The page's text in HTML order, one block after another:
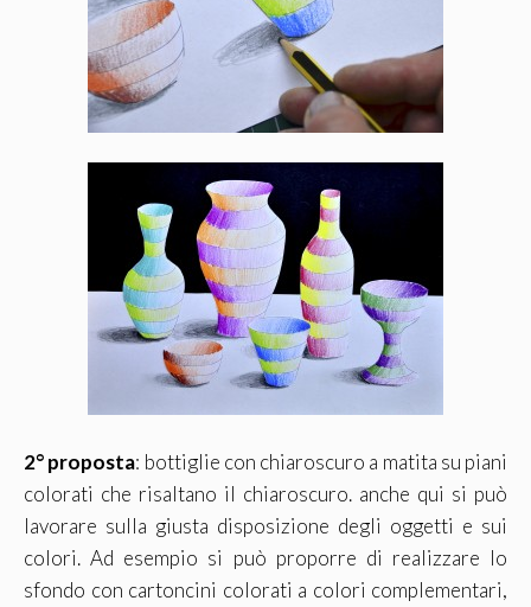
2° proposta: bottiglie con chiaroscuro a matita su piani
colorati che risaltano il chiaroscuro. anche qui si può
lavorare sulla giusta disposizione degli oggetti e sui
colori. Ad esempio si può proporre di realizzare lo
sfondo con cartoncini colorati a colori complementari,